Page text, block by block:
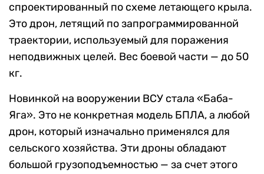
спроектированный по схеме летающего крыла.
Это дрон, летящий по запрограммированной
траектории, используемый для поражения
неподвижных целей. Вес боевой части — до 50
кг.
Новинкой на вооружении ВСУ стала «Баба-
Яга». Это не конкретная модель БПЛА, а любой
дрон, который изначально применялся для
сельского хозяйства. Эти дроны обладают
большой грузоподъемностью — за счет этого